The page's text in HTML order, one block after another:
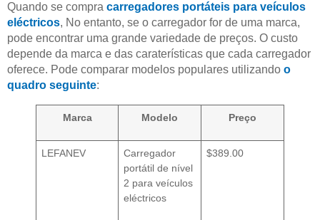
Quando se compra carregadores portáteis para veículos
eléctricos, No entanto, se o carregador for de uma marca,
pode encontrar uma grande variedade de preços. O custo
depende da marca e das caraterísticas que cada carregador
oferece. Pode comparar modelos populares utilizando o
quadro seguinte:
Marca Modelo Preço
LEFANEV
Carregador
portátil de nível
2 para veículos
eléctricos
$389.00